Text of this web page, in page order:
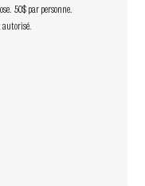
50$ par personne.
autorisé.